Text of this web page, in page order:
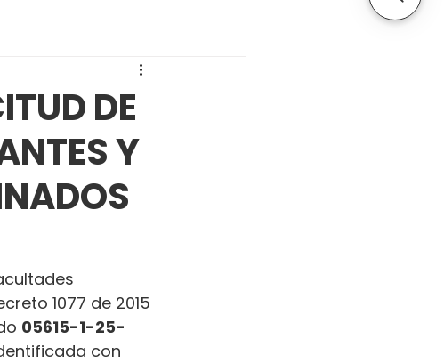
DE
Y
1077 de 2015
05615-1-25-
con